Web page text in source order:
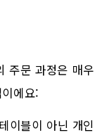
주문 과정은 매
에요:
이블이 아닌 개